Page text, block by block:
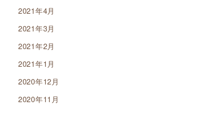
2021年4月
2021年3月
2021年2月
2021年1月
2020年12月
2020年11月